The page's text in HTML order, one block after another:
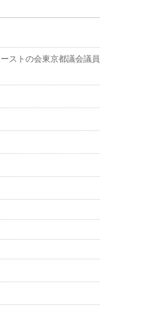
ストの会東京都議会議員